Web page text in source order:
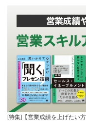
[特集]【営業成績を上げたい